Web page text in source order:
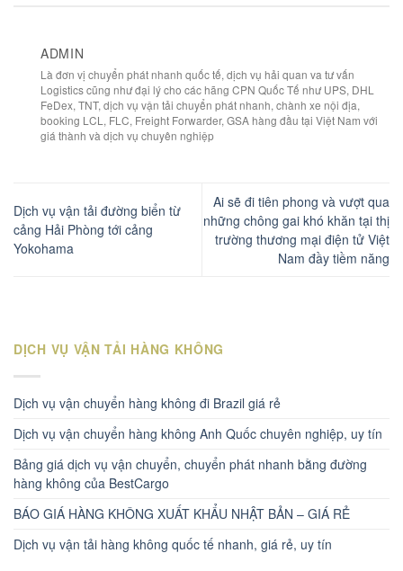
ADMIN
Là đơn vị chuyển phát nhanh quốc tế, dịch vụ hải quan va tư vấn
Logistics cũng như đại lý cho các hãng CPN Quốc Tế như UPS, DHL
FeDex, TNT, dịch vụ vận tải chuyển phát nhanh, chành xe nội địa,
booking LCL, FLC, Freight Forwarder, GSA hàng đầu tại Việt Nam với
giá thành và dịch vụ chuyên nghiệp
Dịch vụ vận tải đường biển từ
cảng Hải Phòng tới cảng
Yokohama
Ai sẽ đi tiên phong và vượt qua
những chông gai khó khăn tại thị
trường thương mại điện tử Việt
Nam đầy tiềm năng
DỊCH VỤ VẬN TẢI HÀNG KHÔNG
Dịch vụ vận chuyển hàng không đi Brazil giá rẻ
Dịch vụ vận chuyển hàng không Anh Quốc chuyên nghiệp, uy tín
Bảng giá dịch vụ vận chuyển, chuyển phát nhanh bằng đường
hàng không của BestCargo
BÁO GIÁ HÀNG KHÔNG XUẤT KHẨU NHẬT BẢN – GIÁ RẺ
Dịch vụ vận tải hàng không quốc tế nhanh, giá rẻ, uy tín